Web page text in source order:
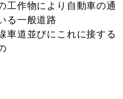
工作物により自動車の通
る一般道路
車道並びにこれに接する